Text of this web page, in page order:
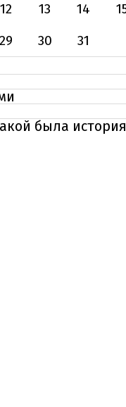
12 13 14
29 30 31
была